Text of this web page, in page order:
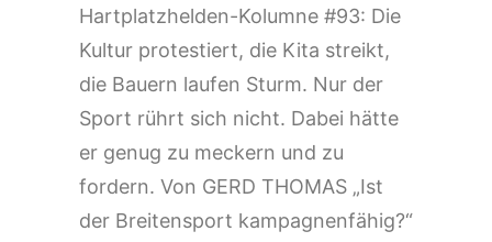
Hartplatzhelden-Kolumne #93: Die
Kultur protestiert, die Kita streikt,
die Bauern laufen Sturm. Nur der
Sport rührt sich nicht. Dabei hätte
er genug zu meckern und zu
fordern. Von GERD THOMAS „Ist
der Breitensport kampagnenfähig?“